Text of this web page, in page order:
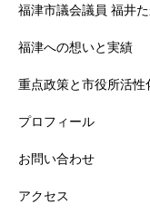
福津市議会議員 福井
福津への想いと実績
重点政策と市役所活性
プロフィール
お問い合わせ
アクセス